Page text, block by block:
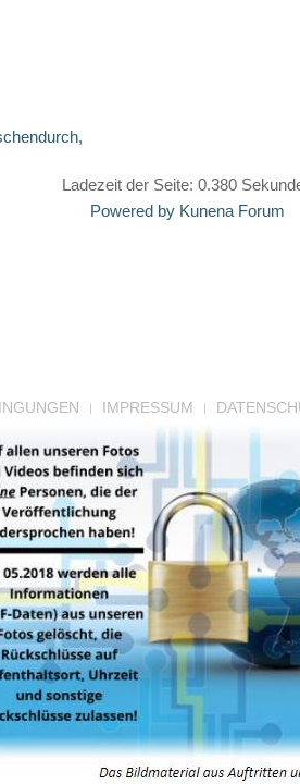
Ladezeit der Seite: 0.380
Powered by Kunena Forum
IMPRESSUM